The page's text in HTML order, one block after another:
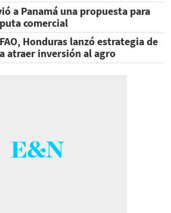
a Panamá una propuesta para
comercial
Honduras lanzó estrategia de
atraer inversión al agro